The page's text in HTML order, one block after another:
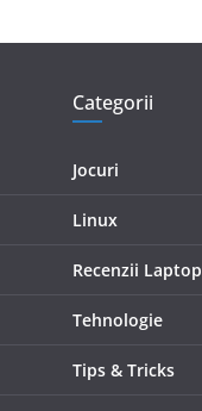
Categorii
Jocuri
Linux
Recenzii Laptop
Tehnologie
Tips & Tricks